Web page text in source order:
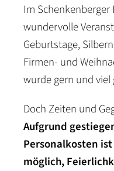
Im
wundervolle
Geburtstage,
Firmen- und
wurde gern und viel
Doch Zeiten und
Aufgrund
Personalkosten
möglich,